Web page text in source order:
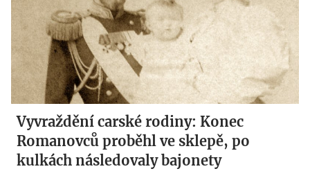
Vyvraždění carské rodiny: Konec
Romanovců proběhl ve sklepě, po
kulkách následovaly bajonety